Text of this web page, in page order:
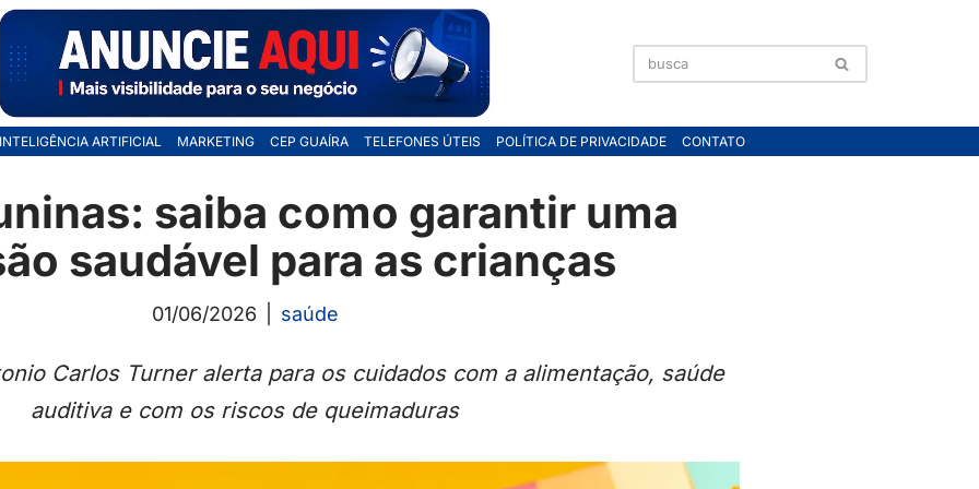
INTELIGÊNCIA ARTIFICIAL MARKETING CEP GUAÍRA TELEFONES ÚTEIS POLÍTICA DE PRIVACIDADE CONTATO
saiba como garantir uma
saudável para as crianças
01/06/2026 saúde
Carlos Turner alerta para os cuidados com a alimentação, saúde
auditiva e com os riscos de queimaduras